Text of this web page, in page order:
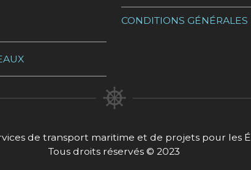
CONDITIONS GÉNÉRALES
de transport maritime et de projets pour les
Tous droits réservés © 2023